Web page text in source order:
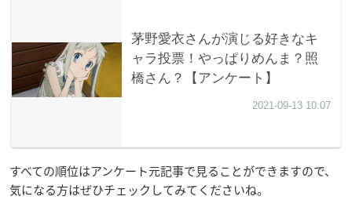
すべての順位はアンケート元記事で見ることができますので、
気になる方はぜひチェックしてみてくださいね。